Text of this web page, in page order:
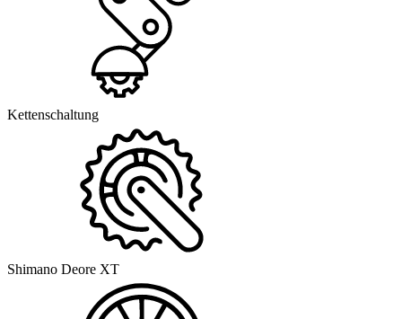
Kettenschaltung
Shimano Deore XT